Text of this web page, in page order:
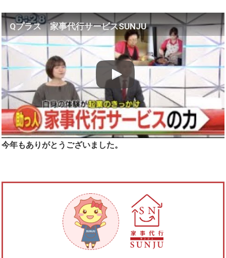
Qプラス 家事代行サービスSUNJU
今年もありがとうございました。